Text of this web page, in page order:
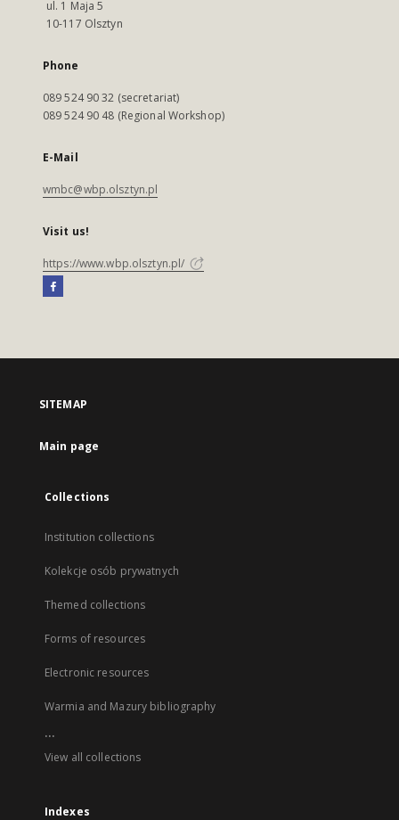
ul. 1 Maja 5
10-117 Olsztyn
Phone
089 524 90 32 (secretariat)
089 524 90 48 (Regional Workshop)
E-Mail
wmbc@wbp.olsztyn.pl
Visit us!
https://www.wbp.olsztyn.pl/
SITEMAP
Main page
Collections
Institution collections
Kolekcje osób prywatnych
Themed collections
Forms of resources
Electronic resources
Warmia and Mazury bibliography
...
View all collections
Indexes